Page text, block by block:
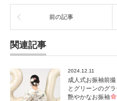
前の記事
関連記事
2024.12.11
成人式お振袖前
とグリーンのグ
艶やかなお振袖